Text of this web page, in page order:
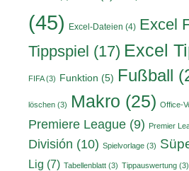
(45)
Excel-Dateien (4) Excel
Tippspiel (17) Excel
FIFA(3) Funktion (5) Fußball
löschen (3) Makro (25) Office-
Premiere League (9) Premier
División (10) Spielvorlage (3)
Lig (7) Tabellenblatt (3) Tippauswertung (3)